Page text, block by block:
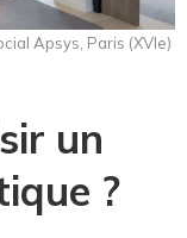
Apsys, Paris (XVIe)
un
?